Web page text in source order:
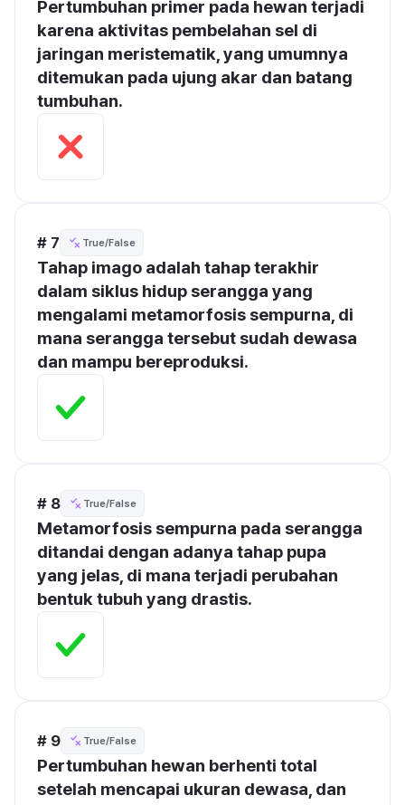
Pertumbuhan primer pada hewan terjadi
karena aktivitas pembelahan sel di
jaringan meristematik, yang umumnya
ditemukan pada ujung akar dan batang
tumbuhan.
# 7 True/False
Tahap imago adalah tahap terakhir
dalam siklus hidup serangga yang
mengalami metamorfosis sempurna, di
mana serangga tersebut sudah dewasa
dan mampu bereproduksi.
# 8 True/False
Metamorfosis sempurna pada serangga
ditandai dengan adanya tahap pupa
yang jelas, di mana terjadi perubahan
bentuk tubuh yang drastis.
# 9 True/False
Pertumbuhan hewan berhenti total
setelah mencapai ukuran dewasa, dan